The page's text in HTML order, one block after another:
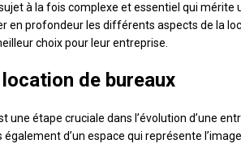
à la fois complexe et essentiel qui
en profondeur les différents aspects de la
choix pour leur entreprise.
de bureaux
une étape cruciale dans l’évolution d’une
également d’un espace qui représente